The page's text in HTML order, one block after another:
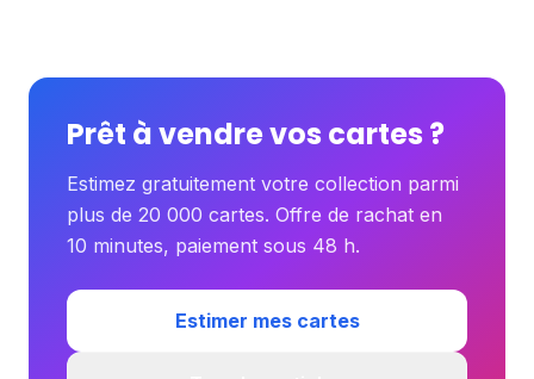
Prêt à vendre vos cartes ?
Estimez gratuitement votre collection parmi
plus de 20 000 cartes. Offre de rachat en
10 minutes, paiement sous 48 h.
Estimer mes cartes